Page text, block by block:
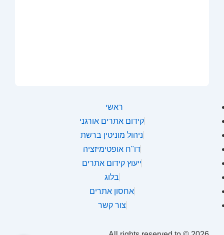
ראשי
קידום אתרים אורגני
ניהול מוניטין ברשת
דו"ח אופטימיזציה
ייעוץ קידום אתרים
בלוג
אחסון אתרים
צור קשר